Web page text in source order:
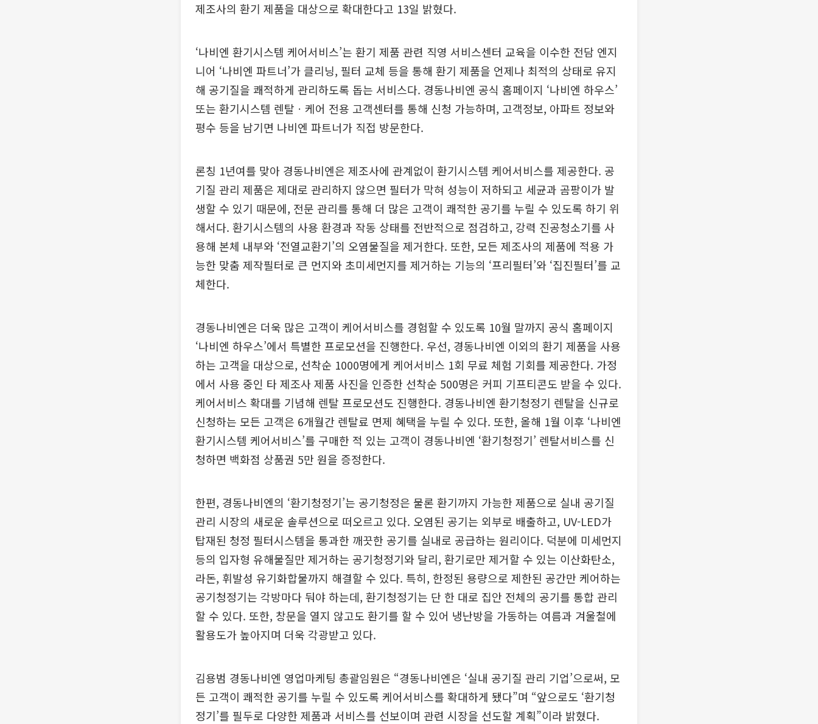
제조사의 환기 제품을 대상으로 확대한다고 13일 밝혔다.
‘나비엔 환기시스템 케어서비스’는 환기 제품 관련 직영 서비스센터 교육을 이수한 전담 엔지
니어 ‘나비엔 파트너’가 클리닝, 필터 교체 등을 통해 환기 제품을 언제나 최적의 상태로 유지
해 공기질을 쾌적하게 관리하도록 돕는 서비스다. 경동나비엔 공식 홈페이지 ‘나비엔 하우스’
또는 환기시스템 렌탈ㆍ케어 전용 고객센터를 통해 신청 가능하며, 고객정보, 아파트 정보와
평수 등을 남기면 나비엔 파트너가 직접 방문한다.
론칭 1년여를 맞아 경동나비엔은 제조사에 관계없이 환기시스템 케어서비스를 제공한다. 공
기질 관리 제품은 제대로 관리하지 않으면 필터가 막혀 성능이 저하되고 세균과 곰팡이가 발
생할 수 있기 때문에, 전문 관리를 통해 더 많은 고객이 쾌적한 공기를 누릴 수 있도록 하기 위
해서다. 환기시스템의 사용 환경과 작동 상태를 전반적으로 점검하고, 강력 진공청소기를 사
용해 본체 내부와 ‘전열교환기’의 오염물질을 제거한다. 또한, 모든 제조사의 제품에 적용 가
능한 맞춤 제작필터로 큰 먼지와 초미세먼지를 제거하는 기능의 ‘프리필터’와 ‘집진필터’를 교
체한다.
경동나비엔은 더욱 많은 고객이 케어서비스를 경험할 수 있도록 10월 말까지 공식 홈페이지
‘나비엔 하우스’에서 특별한 프로모션을 진행한다. 우선, 경동나비엔 이외의 환기 제품을 사용
하는 고객을 대상으로, 선착순 1000명에게 케어서비스 1회 무료 체험 기회를 제공한다. 가정
에서 사용 중인 타 제조사 제품 사진을 인증한 선착순 500명은 커피 기프티콘도 받을 수 있다.
케어서비스 확대를 기념해 렌탈 프로모션도 진행한다. 경동나비엔 환기청정기 렌탈을 신규로
신청하는 모든 고객은 6개월간 렌탈료 면제 혜택을 누릴 수 있다. 또한, 올해 1월 이후 ‘나비엔
환기시스템 케어서비스’를 구매한 적 있는 고객이 경동나비엔 ‘환기청정기’ 렌탈서비스를 신
청하면 백화점 상품권 5만 원을 증정한다.
한편, 경동나비엔의 ‘환기청정기’는 공기청정은 물론 환기까지 가능한 제품으로 실내 공기질
관리 시장의 새로운 솔루션으로 떠오르고 있다. 오염된 공기는 외부로 배출하고, UV-LED가
탑재된 청정 필터시스템을 통과한 깨끗한 공기를 실내로 공급하는 원리이다. 덕분에 미세먼지
등의 입자형 유해물질만 제거하는 공기청정기와 달리, 환기로만 제거할 수 있는 이산화탄소,
라돈, 휘발성 유기화합물까지 해결할 수 있다. 특히, 한정된 용량으로 제한된 공간만 케어하는
공기청정기는 각방마다 둬야 하는데, 환기청정기는 단 한 대로 집안 전체의 공기를 통합 관리
할 수 있다. 또한, 창문을 열지 않고도 환기를 할 수 있어 냉난방을 가동하는 여름과 겨울철에
활용도가 높아지며 더욱 각광받고 있다.
김용범 경동나비엔 영업마케팅 총괄임원은 “경동나비엔은 ‘실내 공기질 관리 기업’으로써, 모
든 고객이 쾌적한 공기를 누릴 수 있도록 케어서비스를 확대하게 됐다”며 “앞으로도 ‘환기청
정기’를 필두로 다양한 제품과 서비스를 선보이며 관련 시장을 선도할 계획”이라 밝혔다.